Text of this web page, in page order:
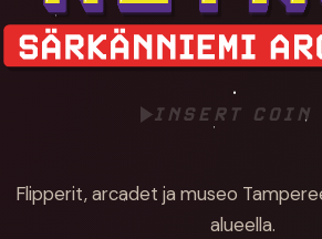
INSERT COIN
Flipperit, arcadet ja museo
alueella.